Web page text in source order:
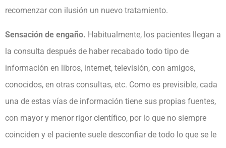
recomenzar con ilusión un nuevo tratamiento.
Sensación de engaño. Habitualmente, los pacientes llegan a
la consulta después de haber recabado todo tipo de
información en libros, internet, televisión, con amigos,
conocidos, en otras consultas, etc. Como es previsible, cada
una de estas vías de información tiene sus propias fuentes,
con mayor y menor rigor científico, por lo que no siempre
coinciden y el paciente suele desconfiar de todo lo que se le